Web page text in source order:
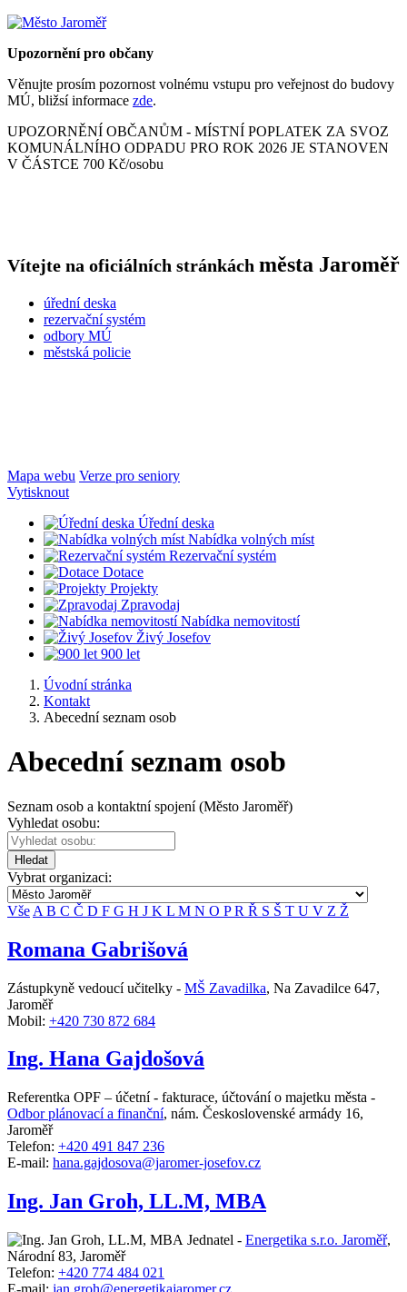
Upozornění pro občany
Věnujte prosím pozornost volnému vstupu pro veřejnost do budovy
MÚ, bližsí informace zde.
UPOZORNĚNÍ OBČANŮM - MÍSTNÍ POPLATEK ZA SVOZ
KOMUNÁLNÍHO ODPADU PRO ROK 2026 JE STANOVEN
V ČÁSTCE 700 Kč/osobu
Vítejte na oficiálních stránkách města Jaroměř
úřední deska
rezervační systém
odbory MÚ
městská policie
Mapa webu Verze pro seniory
Vytisknout
Úřední deska
Nabídka volných míst
Rezervační systém
Dotace
Projekty
Zpravodaj
Nabídka nemovitostí
Živý Josefov
900 let
Úvodní stránka
Kontakt
Abecední seznam osob
Abecední seznam osob
Seznam osob a kontaktní spojení (Město Jaroměř)
Vyhledat osobu:
Hledat
Vybrat organizaci:
Vše A B C Č D F G H J K L M N O PR Ř S Š T U V Z Ž
Romana Gabrišová
Zástupkyně vedoucí učitelky - MŠ Zavadilka, Na Zavadilce 647,
Jaroměř
Mobil: +420 730 872 684
Ing. Hana Gajdošová
Referentka OPF – účetní - fakturace, účtování o majetku města -
Odbor plánovací a finanční, nám. Československé armády 16,
Jaroměř
Telefon: +420 491 847 236
E-mail: hana.gajdosova@jaromer-josefov.cz
Ing. Jan Groh, LL.M, MBA
Jednatel - Energetika s.r.o. Jaroměř,
Národní 83, Jaroměř
Telefon: +420 774 484 021